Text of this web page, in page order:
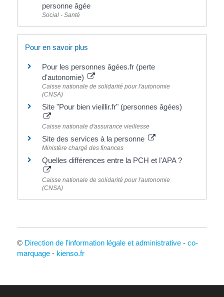
personne âgée
Social - Santé
Pour en savoir plus
Pour les personnes âgées.fr (perte
d'autonomie)
Caisse nationale de solidarité pour l'autonomie
(CNSA)
Site "Pour bien vieillir.fr" (personnes âgées)
Caisse nationale d'assurance vieillesse
Site des services à la personne
Ministère chargé des finances
Quelles différences entre la PCH et l'APA ?
Caisse nationale de solidarité pour l'autonomie
(CNSA)
© Direction de l'information légale et administrative- co-
marquage- kienso.fr